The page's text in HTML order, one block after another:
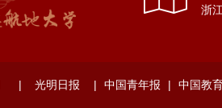
浙
| 光明日报 | 中国青年报 | 中国教